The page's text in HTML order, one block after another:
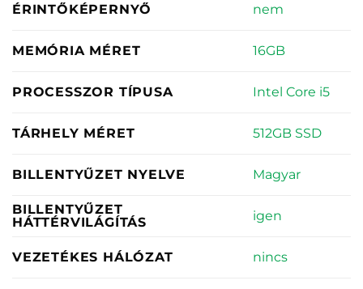
ÉRINTŐKÉPERNYŐ nem
MEMÓRIA MÉRET 16GB
PROCESSZOR TÍPUSA Intel Core i5
TÁRHELY MÉRET 512GB SSD
BILLENTYŰZET NYELVE Magyar
BILLENTYŰZET
HÁTTÉRVILÁGÍTÁS
igen
VEZETÉKES HÁLÓZAT nincs